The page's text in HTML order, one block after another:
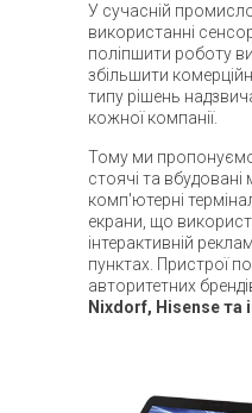
У сучасній
використанні
поліпшити роботу
збільшити
типу рішень
кожної компанії.
Тому ми
стоячі та
комп'ютерні
екрани, що
інтерактивній
пунктах. Пристрої
авторитетних
Nixdorf, Hisense та